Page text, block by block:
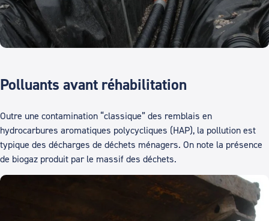
Polluants avant réhabilitation
Outre une contamination “classique” des remblais en
hydrocarbures aromatiques polycycliques (HAP), la pollution est
typique des décharges de déchets ménagers. On note la présence
de biogaz produit par le massif des déchets.